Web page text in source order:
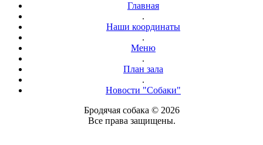
Главная
.
Наши координаты
.
Меню
.
План зала
.
Новости "Собаки"
Бродячая собака © 2026
Все права защищены.